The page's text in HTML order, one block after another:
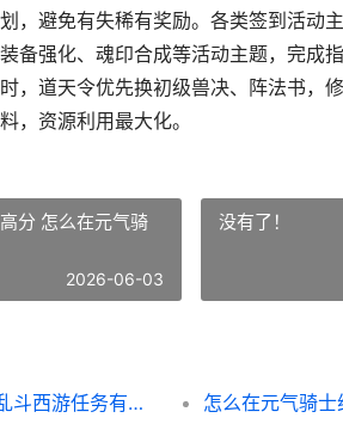
，避免有失稀有奖励。各类签到活动
备强化、魂印合成等活动主题，完成
，道天令优先换初级兽决、阵法书，
，资源利用最大化。
分 怎么在元气骑
2026-06-03
没有了！
乱斗西游任务有哪些策略诀窍 乱斗西游任务有奖励吗